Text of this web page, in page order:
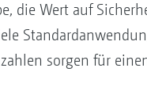
die Wert auf
sorgen für